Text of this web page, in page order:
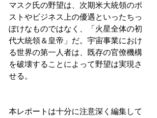
マスク氏の野望は、次期米大統領のポ
ストやビジネス上の優遇といったちっ
ぽけなものではなく、「火星全体の初
代大統領＆皇帝」だ。宇宙事業におけ
る世界の第一人者は、既存の官僚機構
を破壊することによって野望は実現さ
せる。
本レポートは十分に注意深く編集して